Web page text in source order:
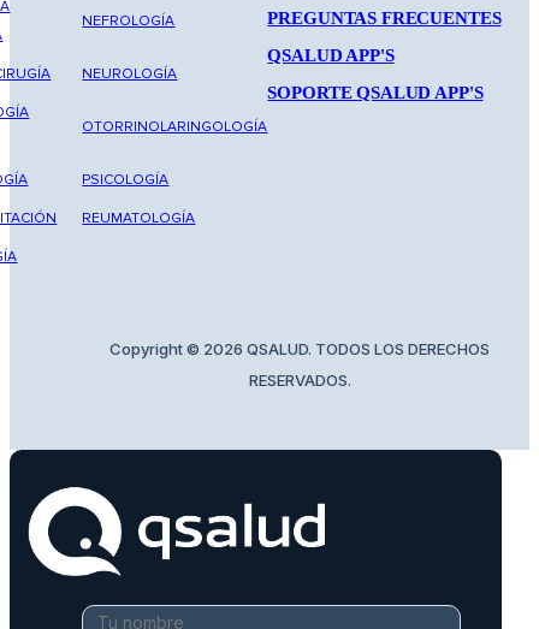
NEFROLOGÍA
NEUROLOGÍA
OTORRINOLARINGOLOGÍA
PSICOLOGÍA
REUMATOLOGÍA
PREGUNTAS FRECUENTES
QSALUD APP'S
SOPORTE QSALUD APP'S
Copyright © 2026 QSALUD. TODOS LOS DERECHOS
RESERVADOS.